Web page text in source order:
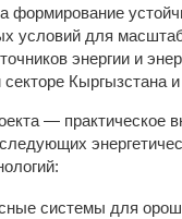
формирование
условий для
энергии и
Кыргызстана
— практическое
системы для